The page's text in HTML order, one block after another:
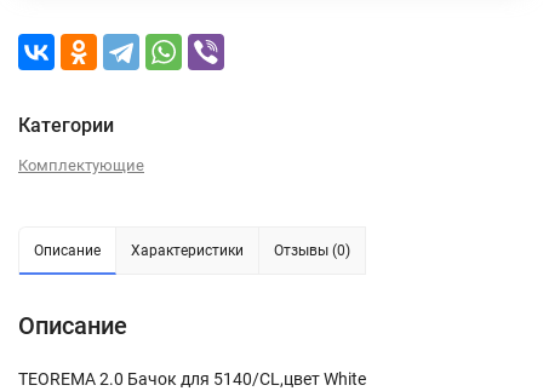
Категории
Комплектующие
Описание Характеристики Отзывы (0)
Описание
TEOREMA 2.0 Бачок для 5140/CL,цвет White